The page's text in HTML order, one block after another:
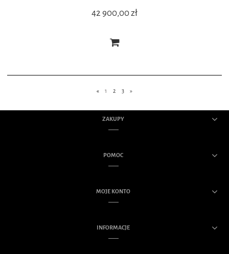
42 900,00 zł
« 1 2 3 »
ZAKUPY
POMOC
MOJE KONTO
INFORMACJE